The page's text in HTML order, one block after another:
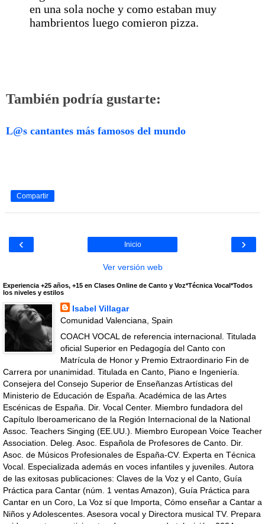
en una sola noche y como estaban muy
hambrientos luego comieron pizza.
También podría gustarte:
L@s cantantes más famosos del mundo
Compartir
‹ ›
Inicio
Ver versión web
Experiencia +25 años, +15 en Clases Online de Canto y Voz*Técnica Vocal*Todos
los niveles y estilos
Isabel Villagar
Comunidad Valenciana, Spain
COACH VOCAL de referencia internacional. Titulada
oficial Superior en Pedagogía del Canto con
Matrícula de Honor y Premio Extraordinario Fin de
Carrera por unanimidad. Titulada en Canto, Piano e Ingeniería.
Consejera del Consejo Superior de Enseñanzas Artísticas del
Ministerio de Educación de España. Académica de las Artes
Escénicas de España. Dir. Vocal Center. Miembro fundadora del
Capítulo Iberoamericano de la Región Internacional de la National
Assoc. Teachers Singing (EE.UU.). Miembro European Voice Teacher
Association. Deleg. Asoc. Española de Profesores de Canto. Dir.
Asoc. de Músicos Profesionales de España-CV. Experta en Técnica
Vocal. Especializada además en voces infantiles y juveniles. Autora
de las exitosas publicaciones: Claves de la Voz y el Canto, Guía
Práctica para Cantar (núm. 1 ventas Amazon), Guía Práctica para
Cantar en un Coro, La Voz sí que Importa, Cómo enseñar a Cantar a
Niños y Adolescentes. Asesora vocal y Directora musical TV. Prepara